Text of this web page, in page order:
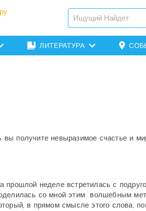
ЛИТЕРАТУРА
получите невыразимое счастье и
прошлой неделе встретилась с
со мной этим волшебным
в прямом смысле этого слова,